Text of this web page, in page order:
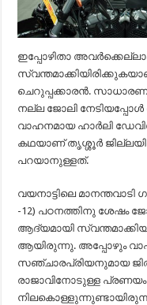
ഇപ്പോഴിതാ
ചെറുപ്പക്കാരൻ.
നല്ല ജോലി
വാഹനമായ ഹാർലി
കഥയാണ് തൃശ്ശൂർ
പറയാനുള്ളത്.
വയനാട്ടിലെ
-12) പഠനത്തിനു ശേഷം
ആദ്യമായി
ആയിരുന്നു. അപ്പോഴും
സഞ്ചാരപ്രിയനുമായ
രാജാവിനോടുള്ള പ്രണയം